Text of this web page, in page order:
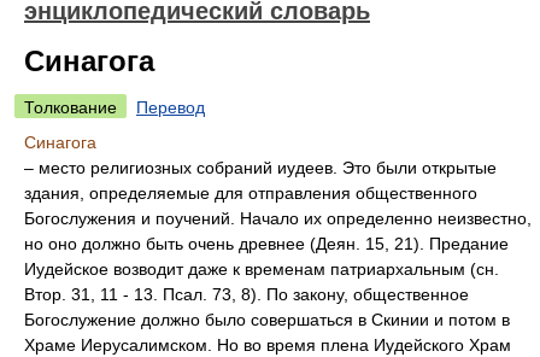
энциклопедический словарь
Синагога
Толкование
Перевод
Синагога
– место религиозных собраний иудеев. Это были открытые
здания, определяемые для отправления общественного
Богослужения и поучений. Начало их определенно неизвестно,
но оно должно быть очень древнее (Деян. 15, 21). Предание
Иудейское возводит даже к временам патриархальным (сн.
Втор. 31, 11 - 13. Псал. 73, 8). По закону, общественное
Богослужение должно было совершаться в Скинии и потом в
Храме Иерусалимском. Но во время плена Иудейского Храм